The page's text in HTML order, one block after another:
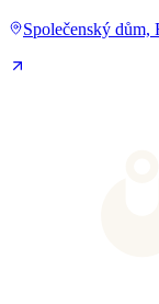
Společenský dům,